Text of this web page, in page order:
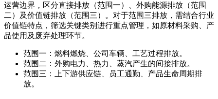
运营边界，区分直接排放（范围一）、外购能源排放（范围
二）及价值链排放（范围三）。对于范围三排放，需结合行业
价值链特点，筛选关键类别进行重点管理，如原材料采购、产
品使用及废弃处理环节。
范围一：燃料燃烧、公司车辆、工艺过程排放。
范围二：外购电力、热力、蒸汽产生的间接排放。
范围三：上下游供应链、员工通勤、产品生命周期排
放。